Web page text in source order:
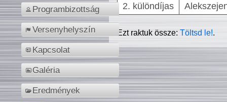
Programbizottság
Versenyhelyszín
Kapcsolat
Galéria
Eredmények
2. különdíjas
Ezt raktuk össze:Töltsd le!.